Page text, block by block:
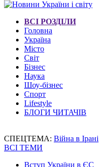
ВСІ РОЗДІЛИ
Головна
Україна
Місто
Світ
Бізнес
Наука
Шоу-бізнес
Спорт
Lifestyle
БЛОГИ ЧИТАЧІВ
СПЕЦТЕМА: Війна в Ірані
ВСІ ТЕМИ
Вступ України в ЄС